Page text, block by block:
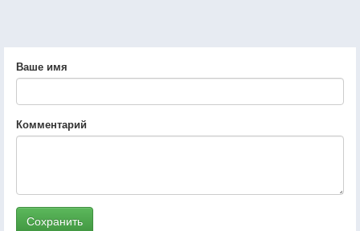
Ваше имя
Комментарий
Сохранить